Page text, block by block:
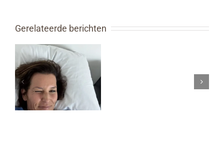
Gerelateerde berichten
Soms weet ik
het ook even